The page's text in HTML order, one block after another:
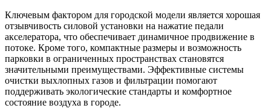
Ключевым фактором для городской модели является хорошая
отзывчивость силовой установки на нажатие педали
акселератора, что обеспечивает динамичное продвижение в
потоке. Кроме того, компактные размеры и возможность
парковки в ограниченных пространствах становятся
значительными преимуществами. Эффективные системы
очистки выхлопных газов и фильтрации помогают
поддерживать экологические стандарты и комфортное
состояние воздуха в городе.